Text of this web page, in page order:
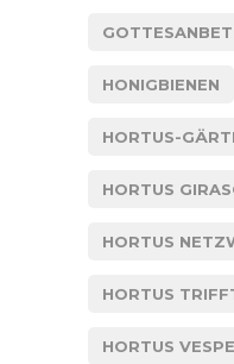
HONIGBIENEN
HORTUS-
HORTUS
HORTUS
HORTUS
HORTUS